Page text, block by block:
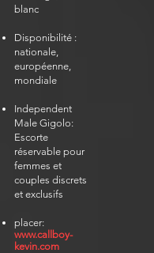
blanc
Disponibilité :
nationale,
européenne,
mondiale
Independent
Male Gigolo:
Escorte
réservable pour
femmes et
couples discrets
et exclusifs
placer:
www.callboy-
kevin.com